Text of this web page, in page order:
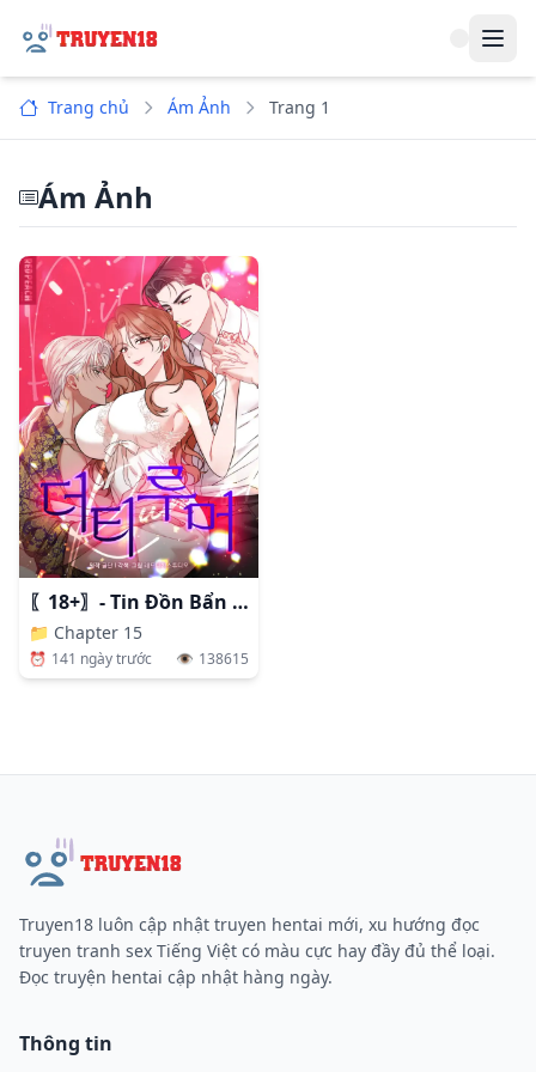
Trang chủ Ám Ảnh Trang 1
Ám Ảnh
〖18+〗- Tin Đồn Bẩn Thỉu
📁 Chapter 15
⏰ 141 ngày trước 👁️ 138615
Truyen18 luôn cập nhật truyen hentai mới, xu hướng đọc
truyen tranh sex Tiếng Việt có màu cực hay đầy đủ thể loại.
Đọc truyện hentai cập nhật hàng ngày.
Thông tin